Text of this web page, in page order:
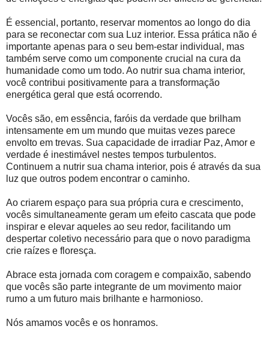
É essencial, portanto, reservar momentos ao longo do dia
para se reconectar com sua Luz interior. Essa prática não é
importante apenas para o seu bem-estar individual, mas
também serve como um componente crucial na cura da
humanidade como um todo. Ao nutrir sua chama interior,
você contribui positivamente para a transformação
energética geral que está ocorrendo.
Vocês são, em essência, faróis da verdade que brilham
intensamente em um mundo que muitas vezes parece
envolto em trevas. Sua capacidade de irradiar Paz, Amor e
verdade é inestimável nestes tempos turbulentos.
Continuem a nutrir sua chama interior, pois é através da sua
luz que outros podem encontrar o caminho.
Ao criarem espaço para sua própria cura e crescimento,
vocês simultaneamente geram um efeito cascata que pode
inspirar e elevar aqueles ao seu redor, facilitando um
despertar coletivo necessário para que o novo paradigma
crie raízes e floresça.
Abrace esta jornada com coragem e compaixão, sabendo
que vocês são parte integrante de um movimento maior
rumo a um futuro mais brilhante e harmonioso.
Nós amamos vocês e os honramos.